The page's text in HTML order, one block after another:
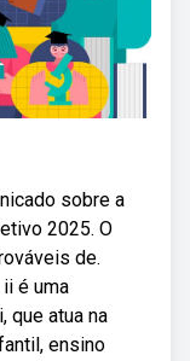
sobre a
2025. O
de.
é uma
que atua na
ensino